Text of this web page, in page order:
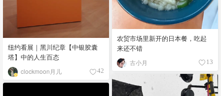
纽约看展｜黑川纪章【中银胶囊
塔】中的人生百态
clockmoon月儿 42
农贸市场里新开的日本餐，吃起
来还不错
古小月 13